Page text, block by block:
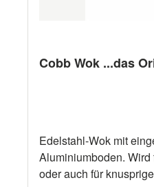
Cobb Wok ...das
Edelstahl-Wok mit
Aluminiumboden.
oder auch für